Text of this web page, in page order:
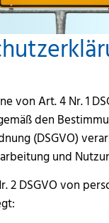
von Art. 4 Nr. 1
den
(DSGVO)
und
2 DSGVO von